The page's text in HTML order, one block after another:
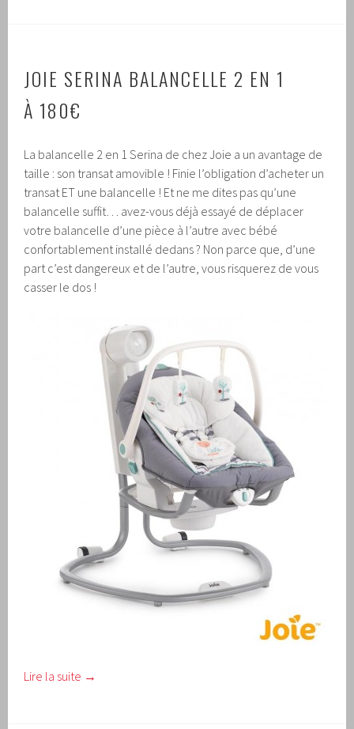
JOIE SERINA BALANCELLE 2 EN 1
À 180€
La balancelle 2 en 1 Serina de chez Joie a un avantage de
taille : son transat amovible ! Finie l’obligation d’acheter un
transat ET une balancelle ! Et ne me dites pas qu’une
balancelle suffit… avez-vous déjà essayé de déplacer
votre balancelle d’une pièce à l’autre avec bébé
confortablement installé dedans ? Non parce que, d’une
part c’est dangereux et de l’autre, vous risquerez de vous
casser le dos !
Lire la suite →